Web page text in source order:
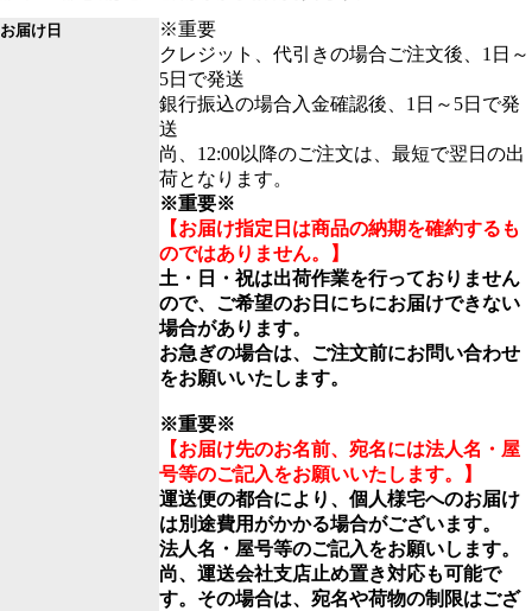
お届け日
※重要
クレジット、代引きの場合ご注文後、1日～
5日で発送
銀行振込の場合入金確認後、1日～5日で発
送
尚、12:00以降のご注文は、最短で翌日の出
荷となります。
※重要※
【お届け指定日は商品の納期を確約するも
のではありません。】
土・日・祝は出荷作業を行っておりません
ので、ご希望のお日にちにお届けできない
場合があります。
お急ぎの場合は、ご注文前にお問い合わせ
をお願いいたします。
※重要※
【お届け先のお名前、宛名には法人名・屋
号等のご記入をお願いいたします。】
運送便の都合により、個人様宅へのお届け
は別途費用がかかる場合がございます。
法人名・屋号等のご記入をお願いします。
尚、運送会社支店止め置き対応も可能で
す。その場合は、宛名や荷物の制限はござ